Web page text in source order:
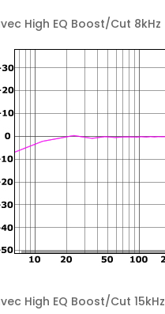
High EQ Boost/Cut 8kHz
High EQ Boost/Cut 15kHz